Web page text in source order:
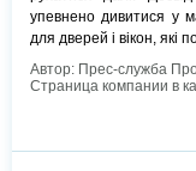
упевнено дивитися у
для дверей і вікон, які
Автор: Прес-служба
Страница компании в